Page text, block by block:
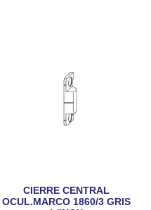
CIERRE CENTRAL
OCUL.MARCO 1860/3 GRIS